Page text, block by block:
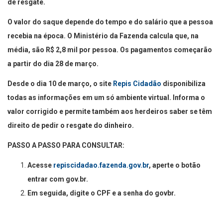
de resgate.
O valor do saque depende do tempo e do salário que a pessoa
recebia na época. O Ministério da Fazenda calcula que, na
média, são R$ 2,8 mil por pessoa. Os pagamentos começarão
a partir do dia 28 de março.
Desde o dia 10 de março, o site Repis Cidadão disponibiliza
todas as informações em um só ambiente virtual. Informa o
valor corrigido e permite também aos herdeiros saber se têm
direito de pedir o resgate do dinheiro.
PASSO A PASSO PARA CONSULTAR:
Acesse repiscidadao.fazenda.gov.br, aperte o botão
entrar com gov.br.
Em seguida, digite o CPF e a senha do govbr.